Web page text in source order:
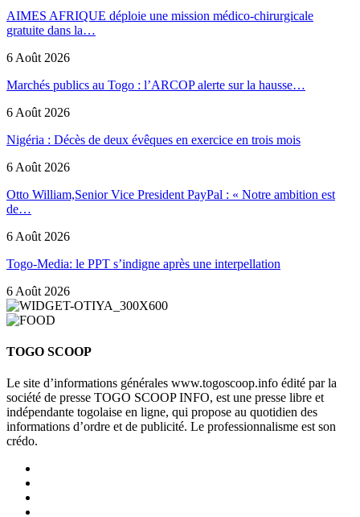
AIMES AFRIQUE déploie une mission médico-chirurgicale
gratuite dans la…
6 Août 2026
Marchés publics au Togo : l’ARCOP alerte sur la hausse…
6 Août 2026
Nigéria : Décès de deux évêques en exercice en trois mois
6 Août 2026
Otto William,Senior Vice President PayPal : « Notre ambition est
de…
6 Août 2026
Togo-Media: le PPT s’indigne après une interpellation
6 Août 2026
TOGO SCOOP
Le site d’informations générales www.togoscoop.info édité par la
société de presse TOGO SCOOP INFO, est une presse libre et
indépendante togolaise en ligne, qui propose au quotidien des
informations d’ordre et de publicité. Le professionnalisme est son
crédo.